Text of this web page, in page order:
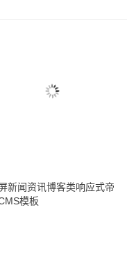
新闻资讯博客类响应式帝
模板